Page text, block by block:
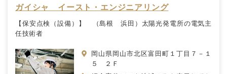
ガイシャ イースト・エンジニアリング
【保安点検（設備）】 （島根 浜田）太陽光発電所の電気主
任技術者
岡山県岡山市北区富田町１丁目７－１
５ ２Ｆ